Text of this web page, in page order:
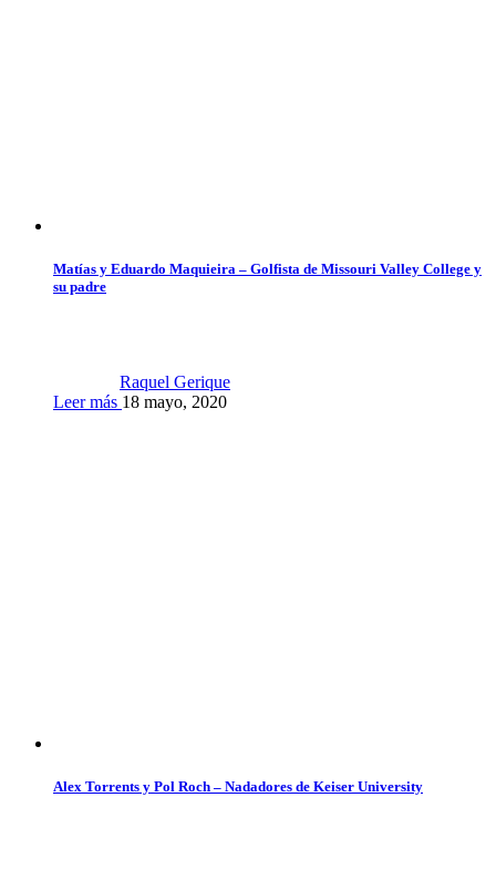
Matías y Eduardo Maquieira – Golfista de Missouri Valley College y
su padre
Raquel Gerique
Leer más 18 mayo, 2020
Alex Torrents y Pol Roch – Nadadores de Keiser University